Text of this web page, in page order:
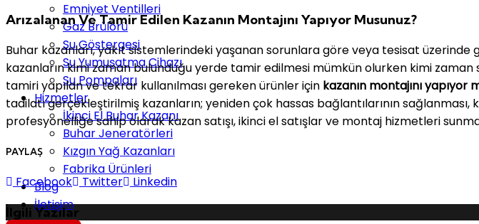
Emniyet Ventilleri
Gaz Brülörü
Su Göstergesi
Su Yumuşatma Cihazı
Su Pompaları
Hizmetler
İkinci El Buhar Kazanı
Buhar Jeneratörleri
Kızgın Yağ Kazanları
Fabrika Ürünleri
Blog
İletişim
Arızalanan Ve Tamir Edilen Kazanın Montajını Yapıyor Musunuz?
Buhar kazanları, yakıt sistemlerindeki yaşanan sorunlara göre veya tesisat
kazanların kimi zaman bulunduğu yerde tamir edilmesi mümkün olurken kimi
tamiri yapılan ve tekrar kullanılması gereken ürünler için kazanın montajını yapıyor
tadilatı gerçekleştirilmiş kazanların; yeniden çok hassas bağlantılarının
profesyonelliğe sahip olarak kazan satışı, ikinci el satışlar ve montaj hizmetleri
PAYLAŞ
Facebook Twitter
Linkedin
İlgili Yazılar